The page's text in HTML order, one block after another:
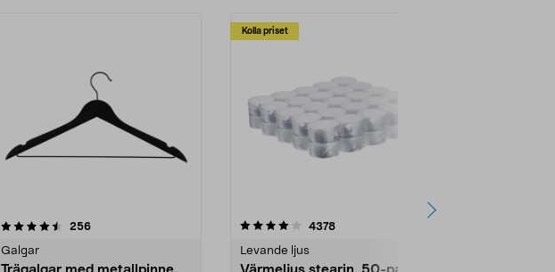
256recensioner
Galgar
Kolla priset
4.0av 5 stjärnor 4378recensioner
Levande ljus
4.5av 5 stjärnor